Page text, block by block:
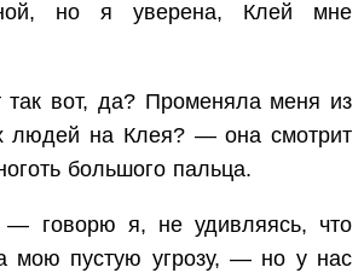
но я уверена, Клей мне
вот, да? Променяла меня из
людей на Клея? — она смотрит
большого пальца.
говорю я, не удивляясь, что
мою пустую угрозу, — но у нас